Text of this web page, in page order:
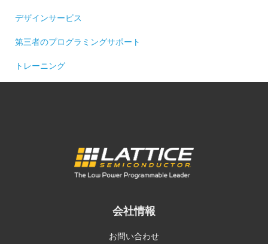
デザインサービス
第三者のプログラミングサポート
トレーニング
会社情報
お問い合わせ